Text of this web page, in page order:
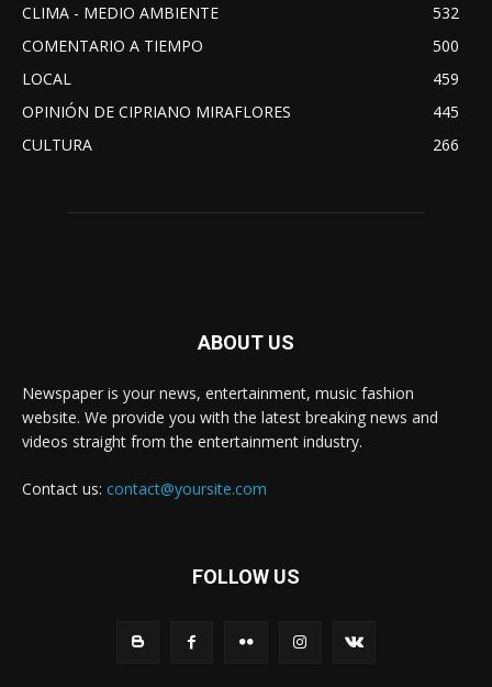
CLIMA - MEDIO AMBIENTE
532
COMENTARIO A TIEMPO
500
LOCAL
459
OPINIÓN DE CIPRIANO MIRAFLORES
445
CULTURA
266
ABOUT US
Newspaper is your news, entertainment, music fashion
website. We provide you with the latest breaking news and
videos straight from the entertainment industry.
Contact us: contact@yoursite.com
FOLLOW US